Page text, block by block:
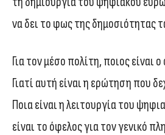
να δει το φως της δημοσιότητας
Για τον μέσο πολίτη, ποιος είναι
Γιατί αυτή είναι η ερώτηση που
Ποια είναι η λειτουργία του
είναι το όφελος για τον γενικό